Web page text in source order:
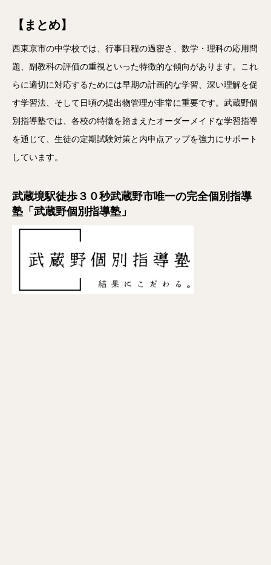
【まとめ】
西東京市の中学校では、行事日程の過密さ、数学・理科の応用問
題、副教科の評価の重視といった特徴的な傾向があります。これ
らに適切に対応するためには早期の計画的な学習、深い理解を促
す学習法、そして日頃の提出物管理が非常に重要です。武蔵野個
別指導塾では、各校の特徴を踏まえたオーダーメイドな学習指導
を通じて、生徒の定期試験対策と内申点アップを強力にサポート
しています。
武蔵境駅徒歩３０秒武蔵野市唯一の完全個別指導
塾「武蔵野個別指導塾」